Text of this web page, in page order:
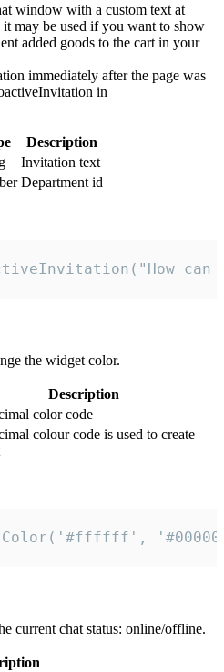
window with a custom text at
may be used if you want to show
added goods to the cart in your
immediately after the page was
in
Description
Invitation text
Department id
the widget color.
Description
color code
colour code is used to create
current chat status: online/offline.